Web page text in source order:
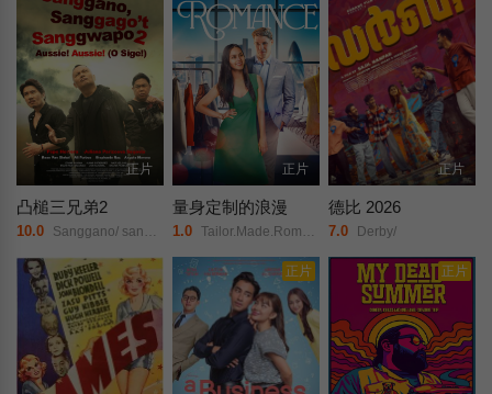
正片
凸槌三兄弟2
10.0 Sanggano/ sanggago&#039;t sanggwapo 2: Aussie! Aussie! (O sige)/
正片
量身定制的浪漫
1.0 Tailor.Made.Romance/
正片
德比 2026
7.0 Derby/
正片 正片